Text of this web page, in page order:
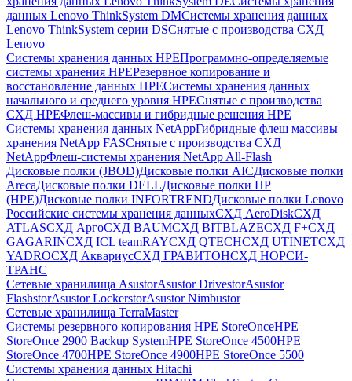
данных Lenovo ThinkSystem DMСистемы хранения данных
Lenovo ThinkSystem серии DSСнятые с производства СХД
Lenovo
Системы хранения данных HPEПрограммно-определяемые
системы хранения HPEРезервное копирование и
восстановление данных HPEСистемы хранения данных
начального и среднего уровня HPEСнятые с производства
СХД HPEФлеш-массивы и гибридные решения HPE
Cистемы хранения данных NetAppГибридные флеш массивы
хранения NetApp FASСнятые с производства СХД
NetAppФлеш-системы хранения NetApp All-Flash
Дисковые полки (JBOD)Дисковые полки AICДисковые полки
ArecaДисковые полки DELLДисковые полки HP
(HPE)Дисковые полки INFORTRENDДисковые полки Lenovo
Российские системы хранения данныхСХД AeroDiskСХД
ATLASСХД AргоСХД BAUMСХД BITBLAZEСХД F+СХД
GAGARINСХД ICL teamRAYСХД QTECHСХД UTINETСХД
YADROСХД АквариусСХД ГРАВИТОНСХД НОРСИ-
ТРАНС
Сетевые хранилища AsustorAsustor DrivestorAsustor
FlashstorAsustor LockerstorAsustor Nimbustor
Сетевые хранилища TerraMaster
Системы резервного копирования HPE StoreOnceHPE
StoreOnce 2900 Backup SystemHPE StoreOnce 4500HPE
StoreOnce 4700HPE StoreOnce 4900HPE StoreOnce 5500
Системы хранения данных Hitachi